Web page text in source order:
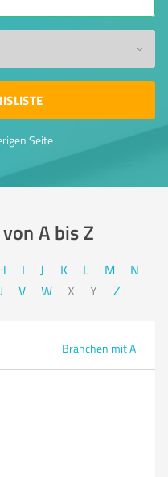
Seite
A bis Z​
I J K L M
N
V W X Y Z
Branchen mit A